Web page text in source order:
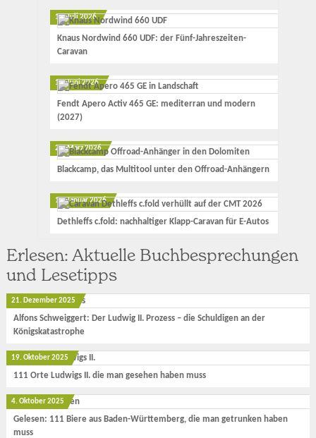
11. Juli 2026
Knaus Nordwind 660 UDF: der Fünf-Jahreszeiten-
Caravan
12. Juni 2026
Fendt Apero Activ 465 GE: mediterran und modern
(2027)
23. März 2026
Blackcamp, das Multitool unter den Offroad-Anhängern
17. Januar 2026
Dethleffs c.fold: nachhaltiger Klapp-Caravan für E-Autos
Erlesen: Aktuelle Buchbesprechungen
und Lesetipps
21. Dezember 2025
Alfons Schweiggert: Der Ludwig II. Prozess – die Schuldigen an der
Königskatastrophe
19. Oktober 2025
111 Orte Ludwigs II. die man gesehen haben muss
4. Oktober 2025
Gelesen: 111 Biere aus Baden-Württemberg, die man getrunken haben
muss